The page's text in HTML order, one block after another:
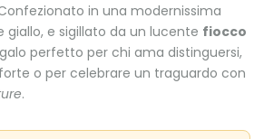
in una modernissima
giallo, e sigillato da un lucente fiocco
perfetto per chi ama distinguersi,
o per celebrare un traguardo con
.